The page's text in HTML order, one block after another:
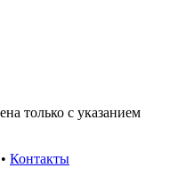
только с указанием
• Контакты